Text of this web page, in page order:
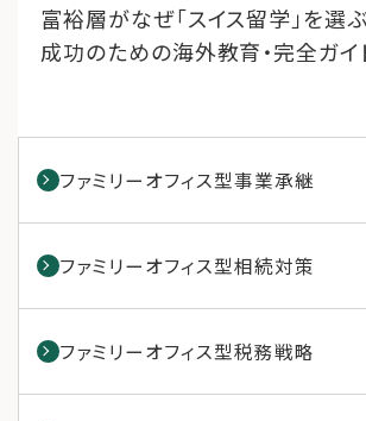
富裕層がなぜ「スイス留学」を選
成功のための海外教育・完全ガイ
ファミリーオフィス型事業承継
ファミリーオフィス型相続対策
ファミリーオフィス型税務戦略